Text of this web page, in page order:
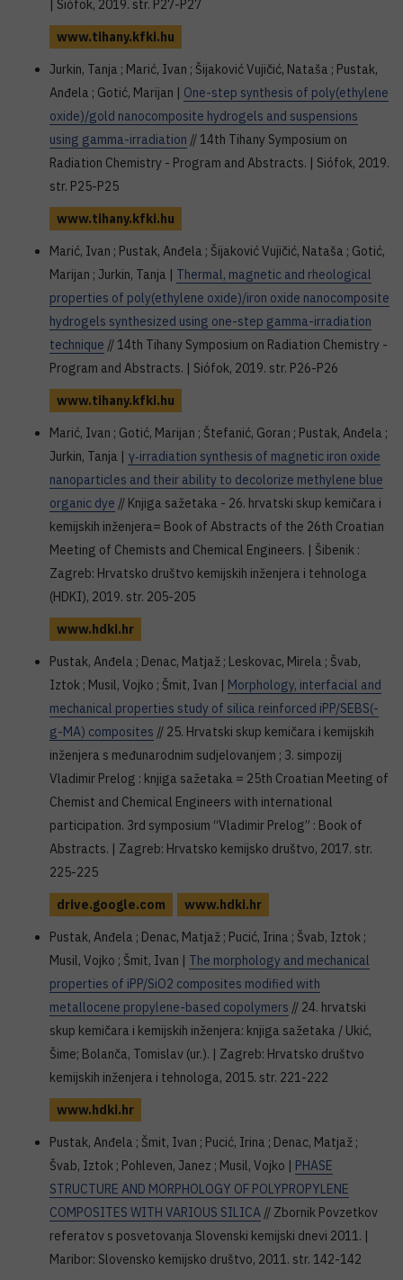
| Siófok, 2019. str. P27-P27
www.tihany.kfki.hu
Jurkin, Tanja ; Marić, Ivan ; Šijaković Vujičić, Nataša ; Pustak,
Anđela ; Gotić, Marijan | One-step synthesis of poly(ethylene
oxide)/gold nanocomposite hydrogels and suspensions
using gamma-irradiation // 14th Tihany Symposium on
Radiation Chemistry - Program and Abstracts. | Siófok, 2019.
str. P25-P25
www.tihany.kfki.hu
Marić, Ivan ; Pustak, Anđela ; Šijaković Vujičić, Nataša ; Gotić,
Marijan ; Jurkin, Tanja | Thermal, magnetic and rheological
properties of poly(ethylene oxide)/iron oxide nanocomposite
hydrogels synthesized using one-step gamma-irradiation
technique // 14th Tihany Symposium on Radiation Chemistry -
Program and Abstracts. | Siófok, 2019. str. P26-P26
www.tihany.kfki.hu
Marić, Ivan ; Gotić, Marijan ; Štefanić, Goran ; Pustak, Anđela ;
Jurkin, Tanja | γ‐irradiation synthesis of magnetic iron oxide
nanoparticles and their ability to decolorize methylene blue
organic dye // Knjiga sažetaka - 26. hrvatski skup kemičara i
kemijskih inženjera= Book of Abstracts of the 26th Croatian
Meeting of Chemists and Chemical Engineers. | Šibenik :
Zagreb: Hrvatsko društvo kemijskih inženjera i tehnologa
(HDKI), 2019. str. 205-205
www.hdki.hr
Pustak, Anđela ; Denac, Matjaž ; Leskovac, Mirela ; Švab,
Iztok ; Musil, Vojko ; Šmit, Ivan | Morphology, interfacial and
mechanical properties study of silica reinforced iPP/SEBS(-
g-MA) composites // 25. Hrvatski skup kemičara i kemijskih
inženjera s međunarodnim sudjelovanjem ; 3. simpozij
Vladimir Prelog : knjiga sažetaka = 25th Croatian Meeting of
Chemist and Chemical Engineers with international
participation. 3rd symposium “Vladimir Prelog” : Book of
Abstracts. | Zagreb: Hrvatsko kemijsko društvo, 2017. str.
225-225
drive.google.com
www.hdki.hr
Pustak, Anđela ; Denac, Matjaž ; Pucić, Irina ; Švab, Iztok ;
Musil, Vojko ; Šmit, Ivan | The morphology and mechanical
properties of iPP/SiO2 composites modified with
metallocene propylene-based copolymers // 24. hrvatski
skup kemičara i kemijskih inženjera: knjiga sažetaka / Ukić,
Šime; Bolanča, Tomislav (ur.). | Zagreb: Hrvatsko društvo
kemijskih inženjera i tehnologa, 2015. str. 221-222
www.hdki.hr
Pustak, Anđela ; Šmit, Ivan ; Pucić, Irina ; Denac, Matjaž ;
Švab, Iztok ; Pohleven, Janez ; Musil, Vojko | PHASE
STRUCTURE AND MORPHOLOGY OF POLYPROPYLENE
COMPOSITES WITH VARIOUS SILICA // Zbornik Povzetkov
referatov s posvetovanja Slovenski kemijski dnevi 2011. |
Maribor: Slovensko kemijsko društvo, 2011. str. 142-142